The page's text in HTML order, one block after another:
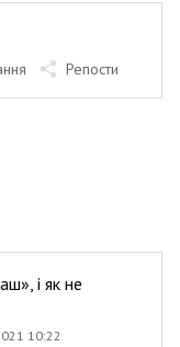
Репости
і як не
10:22